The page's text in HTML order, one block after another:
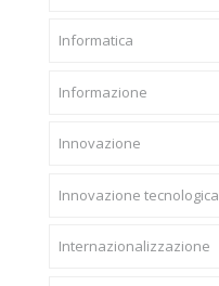
Informatica
Informazione
Innovazione
Innovazione tecnologica
Internazionalizzazione